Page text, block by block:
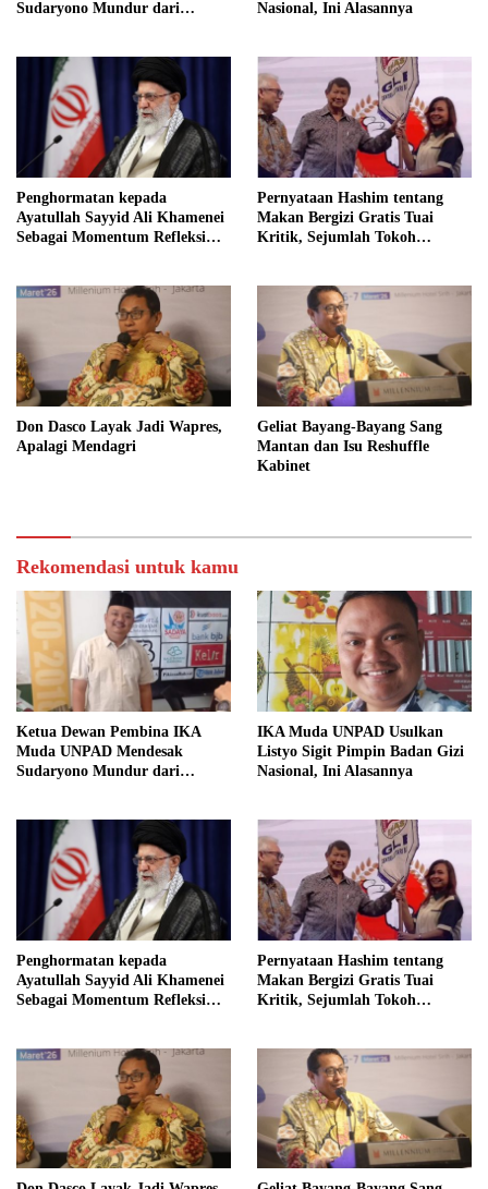
Sudaryono Mundur dari
Independensi Badan Gizi
Nasional
Nasional, Ini Alasannya
Penghormatan kepada
Ayatullah Sayyid Ali Khamenei
Sebagai Momentum Refleksi
bagi Indonesia
Pernyataan Hashim tentang
Makan Bergizi Gratis Tuai
Kritik, Sejumlah Tokoh
Don Dasco Layak Jadi Wapres,
Apalagi Mendagri
Geliat Bayang-Bayang Sang
Mantan dan Isu Reshuffle
Kabinet
Rekomendasi untuk kamu
Ketua Dewan Pembina IKA
Muda UNPAD Mendesak
Sudaryono Mundur dari
Independensi Badan Gizi
Nasional
IKA Muda UNPAD Usulkan
Listyo Sigit Pimpin Badan Gizi
Nasional, Ini Alasannya
Penghormatan kepada
Ayatullah Sayyid Ali Khamenei
Sebagai Momentum Refleksi
bagi Indonesia
Pernyataan Hashim tentang
Makan Bergizi Gratis Tuai
Kritik, Sejumlah Tokoh